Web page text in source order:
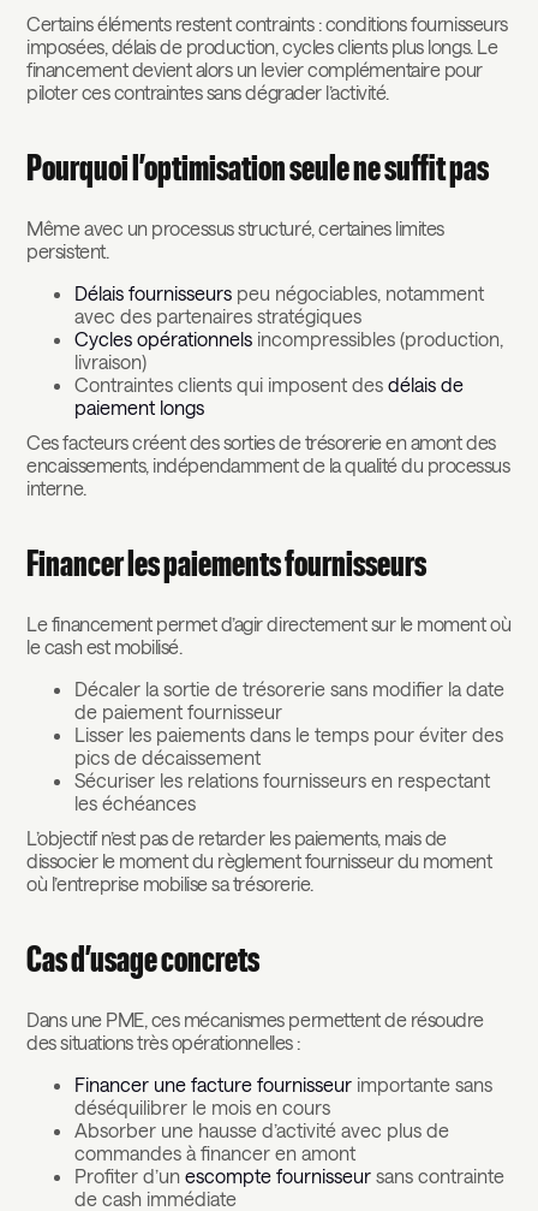
Certains éléments restent contraints : conditions fournisseurs
imposées, délais de production, cycles clients plus longs. Le
financement devient alors un levier complémentaire pour
piloter ces contraintes sans dégrader l’activité.
Pourquoi l’optimisation seule ne suffit pas
Même avec un processus structuré, certaines limites
persistent.
Délais fournisseurs peu négociables, notamment
avec des partenaires stratégiques
Cycles opérationnels incompressibles (production,
livraison)
Contraintes clients qui imposent desdélais de
paiement longs
Ces facteurs créent des sorties de trésorerie en amont des
encaissements, indépendamment de la qualité du processus
interne.
Financer les paiements fournisseurs
Le financement permet d’agir directement sur le moment où
le cash est mobilisé.
Décaler la sortie de trésorerie sans modifier la date
de paiement fournisseur
Lisser les paiements dans le temps pour éviter des
pics de décaissement
Sécuriser les relations fournisseurs en respectant
les échéances
L’objectif n’est pas de retarder les paiements, mais de
dissocier le moment du règlement fournisseur du moment
où l’entreprise mobilise sa trésorerie.
Cas d’usage concrets
Dans une PME, ces mécanismes permettent de résoudre
des situations très opérationnelles :
Financer une facture fournisseur importante sans
déséquilibrer le mois en cours
Absorber une hausse d’activité avec plus de
commandes à financer en amont
Profiter d’unescompte fournisseur sans contrainte
de cash immédiate